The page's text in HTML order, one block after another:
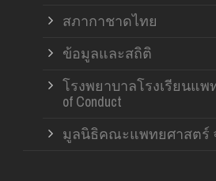
สภากาชาดไทย
ข้อมูลและสถิติ
โรงพยาบาลโรงเรียนแพ
of Conduct
มูลนิธิคณะแพทยศาสตร์